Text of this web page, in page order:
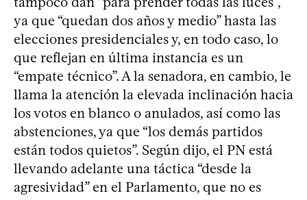
ya que “quedan dos años y medio” hasta las
elecciones presidenciales y, en todo caso, lo
que reflejan en última instancia es un
“empate técnico”. A la senadora, en cambio, le
llama la atención la elevada inclinación hacia
los votos en blanco o anulados, así como las
abstenciones, ya que “los demás partidos
están todos quietos”. Según dijo, el PN está
llevando adelante una táctica “desde la
agresividad” en el Parlamento, que no es